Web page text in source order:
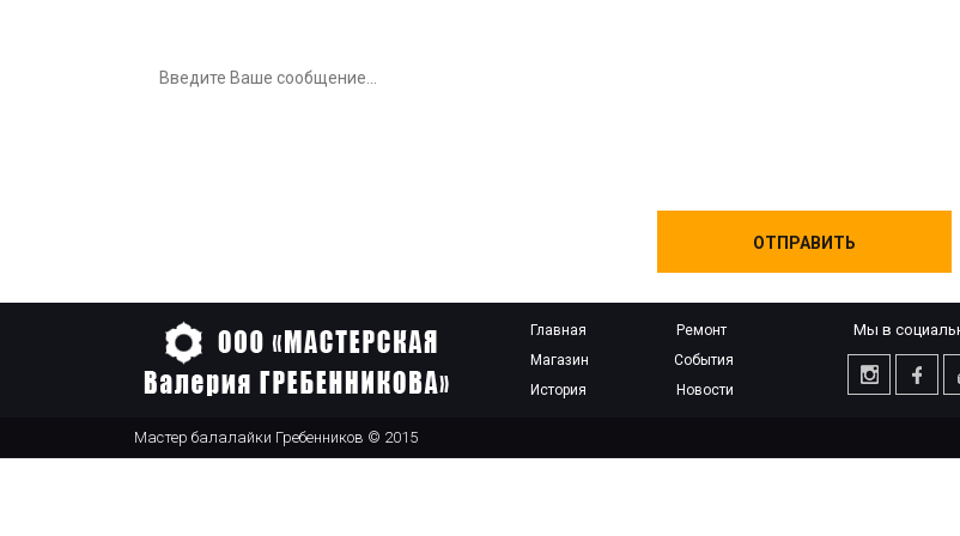
Главная
Ремонт
Магазин
События
История
Новости
Мы в
Мастер балалайки Гребенников © 2015